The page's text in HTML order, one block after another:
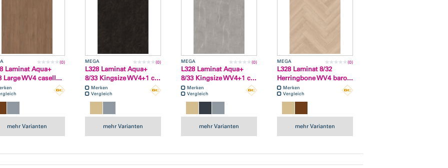
(0)
Laminat Aqua+
Large WV4 casell...
mehr Varianten
MEGA (0)
L328 Laminat Aqua+
8/33 Kingsize WV4+1 c...
Merken
Vergleich
mehr Varianten
MEGA (0)
L328 Laminat Aqua+
8/33 Kingsize WV4+1 c...
Merken
Vergleich
mehr Varianten
MEGA (0)
L328 Laminat 8/32
Herringbone WV4 baro...
Merken
Vergleich
mehr Varianten